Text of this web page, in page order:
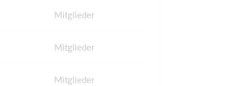
Mitglieder
Mitglieder
Mitglieder